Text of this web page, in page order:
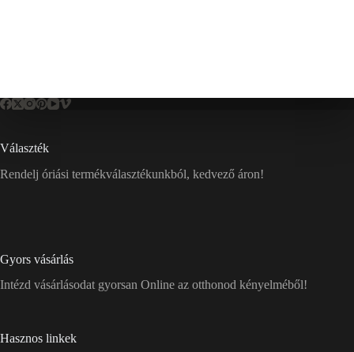
Választék
Rendelj óriási termékválasztékunkból, kedvező áron!
Gyors vásárlás
Intézd vásárlásodat gyorsan Online az otthonod kényelméből!
Hasznos linkek